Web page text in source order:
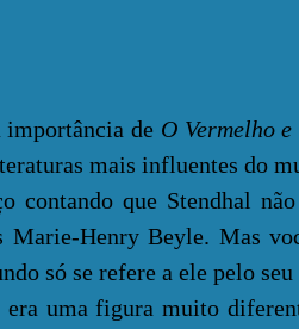
de O Vermelho
mais influentes do
que Stendhal não é
Marie-Henry Beyle. Mas
só se refere a ele pelo
figura muito diferente